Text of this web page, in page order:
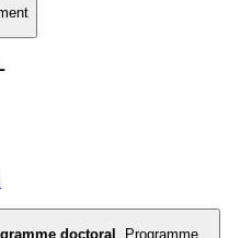
doctoral , Programme